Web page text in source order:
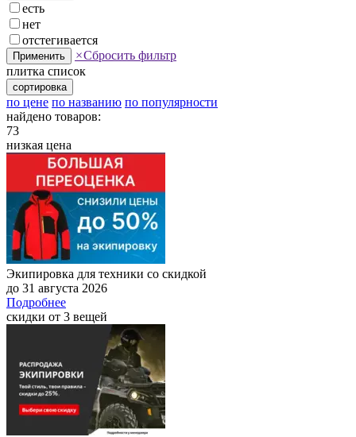
есть
нет
отстегивается
Применить ×Сбросить фильтр
плитка список
сортировка
по цене по названию по популярности
найдено товаров:
73
низкая цена
Экипировка для техники со скидкой
до 31 августа 2026
Подробнее
скидки от 3 вещей